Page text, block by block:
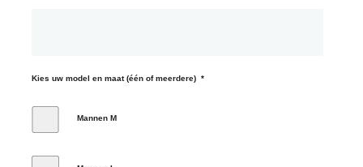
Kies uw model en maat (één of meerdere) *
Mannen M